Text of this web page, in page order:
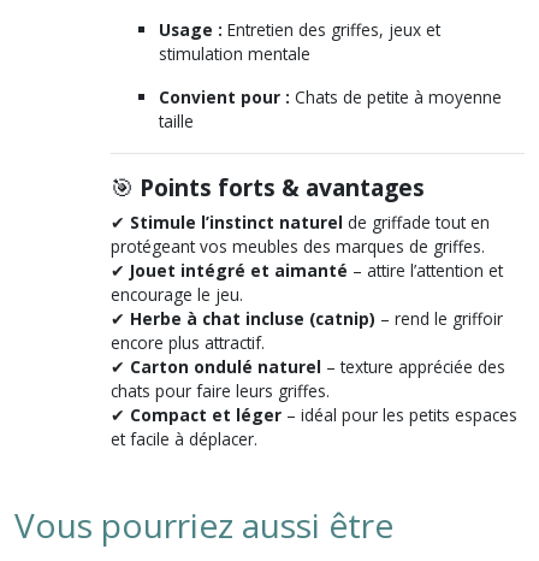
Usage : Entretien des griffes, jeux et
stimulation mentale
Convient pour : Chats de petite à moyenne
taille
🎯 Points forts & avantages
✔ Stimule l’instinct naturel de griffade tout en
protégeant vos meubles des marques de griffes.
✔ Jouet intégré et aimanté – attire l’attention et
encourage le jeu.
✔ Herbe à chat incluse (catnip) – rend le griffoir
encore plus attractif.
✔ Carton ondulé naturel – texture appréciée des
chats pour faire leurs griffes.
✔ Compact et léger – idéal pour les petits espaces
et facile à déplacer.
Vous pourriez aussi être